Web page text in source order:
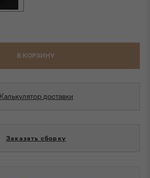
В КОРЗИНУ
Калькулятор доставки
Заказать сборку